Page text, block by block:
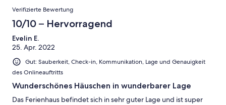
Verifizierte Bewertung
10/10 – Hervorragend
Evelin E.
25. Apr. 2022
Gut: Sauberkeit, Check-in, Kommunikation, Lage und Genauigkeit
des Onlineauftritts
Wunderschönes Häuschen in wunderbarer Lage
Das Ferienhaus befindet sich in sehr guter Lage und ist super